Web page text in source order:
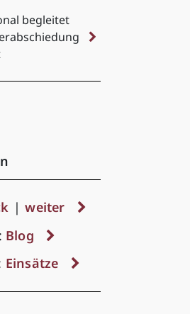
begleitet
| weiter
Blog
Einsätze